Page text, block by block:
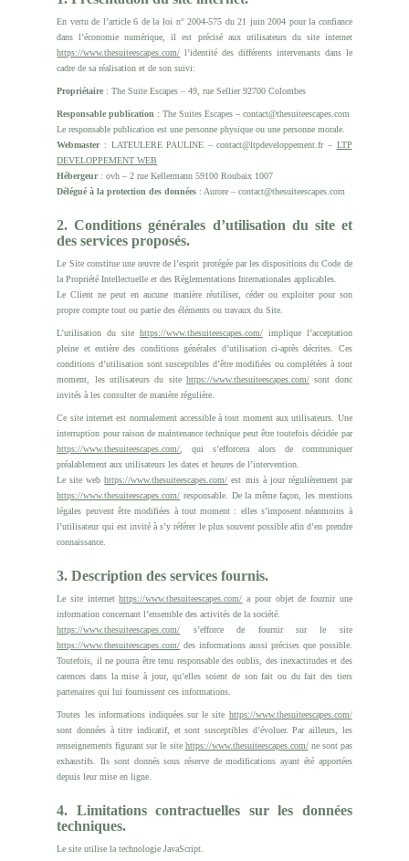
En vertu de l’article 6 de la loi n° 2004-575 du 21 juin 2004 pour la confiance
dans l’économie numérique, il est précisé aux utilisateurs du site internet
https://www.thesuiteescapes.com/ l’identité des différents intervenants dans le
cadre de sa réalisation et de son suivi:
Propriétaire : The Suite Escapes – 49, rue Sellier 92700 Colombes
Responsable publication : The Suites Escapes – contact@thesuiteescapes.com
Le responsable publication est une personne physique ou une personne morale.
Webmaster: LATEULERE PAULINE – contact@ltpdeveloppement.fr – LTP
DEVELOPPEMENT WEB
Hébergeur: ovh – 2 rue Kellermann 59100 Roubaix 1007
Délégué à la protection des données : Aurore – contact@thesuiteescapes.com
2. Conditions générales d’utilisation du site et
des services proposés.
Le Site constitue une œuvre de l’esprit protégée par les dispositions du Code de
la Propriété Intellectuelle et des Réglementations Internationales applicables.
Le Client ne peut en aucune manière réutiliser, céder ou exploiter pour son
propre compte tout ou partie des éléments ou travaux du Site.
L’utilisation du site https://www.thesuiteescapes.com/implique l’acceptation
pleine et entière des conditions générales d’utilisation ci-après décrites. Ces
conditions d’utilisation sont susceptibles d’être modifiées ou complétées à tout
moment, les utilisateurs du site https://www.thesuiteescapes.com/sont donc
invités à les consulter de manière régulière.
Ce site internet est normalement accessible à tout moment aux utilisateurs. Une
interruption pour raison de maintenance technique peut être toutefois décidée par
https://www.thesuiteescapes.com/, qui s’efforcera alors de communiquer
préalablement aux utilisateurs les dates et heures de l’intervention.
Le site webhttps://www.thesuiteescapes.com/ est mis à jour régulièrement par
https://www.thesuiteescapes.com/ responsable. De la même façon, les mentions
légales peuvent être modifiées à tout moment : elles s’imposent néanmoins à
l’utilisateur qui est invité à s’y référer le plus souvent possible afin d’en prendre
connaissance.
3. Description des services fournis.
Le site internethttps://www.thesuiteescapes.com/ a pour objet de fournir une
information concernant l’ensemble des activités de la société.
https://www.thesuiteescapes.com/ s’efforce de fournir sur le site
https://www.thesuiteescapes.com/ des informations aussi précises que possible.
Toutefois, il ne pourra être tenu responsable des oublis, des inexactitudes et des
carences dans la mise à jour, qu’elles soient de son fait ou du fait des tiers
partenaires qui lui fournissent ces informations.
Toutes les informations indiquées sur le site https://www.thesuiteescapes.com/
sont données à titre indicatif, et sont susceptibles d’évoluer. Par ailleurs, les
renseignements figurant sur le site https://www.thesuiteescapes.com/ne sont pas
exhaustifs. Ils sont donnés sous réserve de modifications ayant été apportées
depuis leur mise en ligne.
4. Limitations contractuelles sur les données
techniques.
Le site utilise la technologie JavaScript.